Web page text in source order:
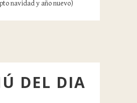
navidad y año nuevo)
DEL DIA